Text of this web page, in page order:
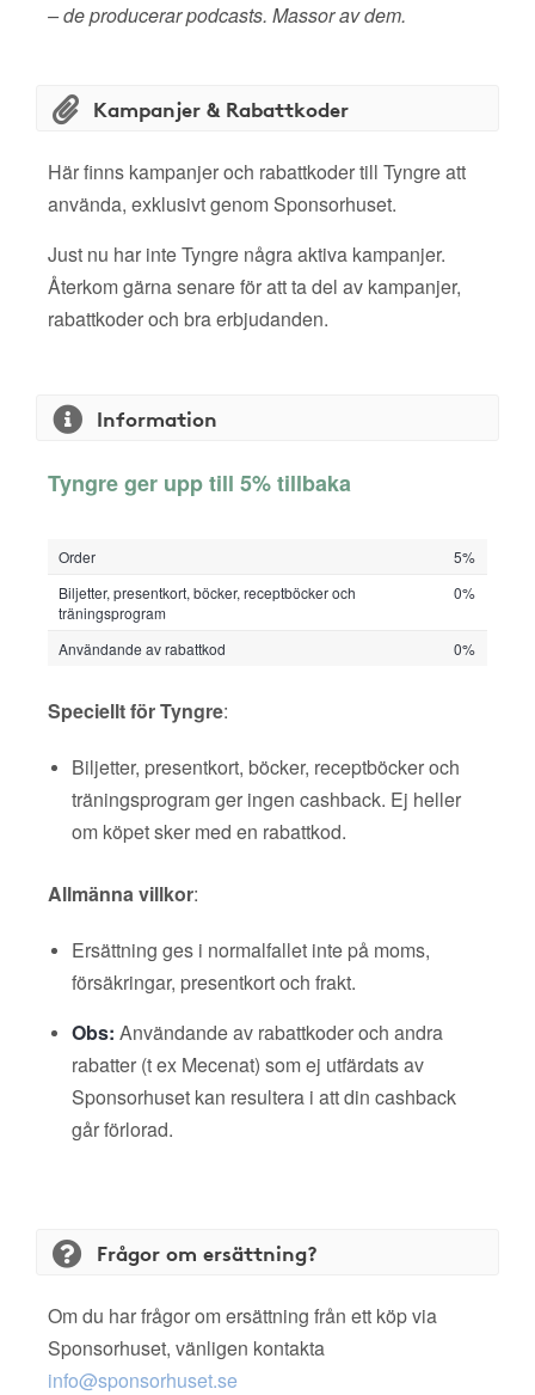
– de producerar podcasts. Massor av dem.
Kampanjer & Rabattkoder
Här finns kampanjer och rabattkoder till Tyngre att
använda, exklusivt genom Sponsorhuset.
Just nu har inte Tyngre några aktiva kampanjer.
Återkom gärna senare för att ta del av kampanjer,
rabattkoder och bra erbjudanden.
Information
Tyngre ger upp till 5% tillbaka
Order
5%
Biljetter, presentkort, böcker, receptböcker och
träningsprogram
0%
Användande av rabattkod 0%
Speciellt för Tyngre:
Biljetter, presentkort, böcker, receptböcker och
träningsprogram ger ingen cashback. Ej heller
om köpet sker med en rabattkod.
Allmänna villkor:
Ersättning ges i normalfallet inte på moms,
försäkringar, presentkort och frakt.
Obs: Användande av rabattkoder och andra
rabatter (t ex Mecenat) som ej utfärdats av
Sponsorhuset kan resultera i att din cashback
går förlorad.
Frågor om ersättning?
Om du har frågor om ersättning från ett köp via
Sponsorhuset, vänligen kontakta
info@sponsorhuset.se